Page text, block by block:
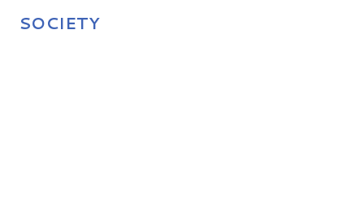
SOCIETY